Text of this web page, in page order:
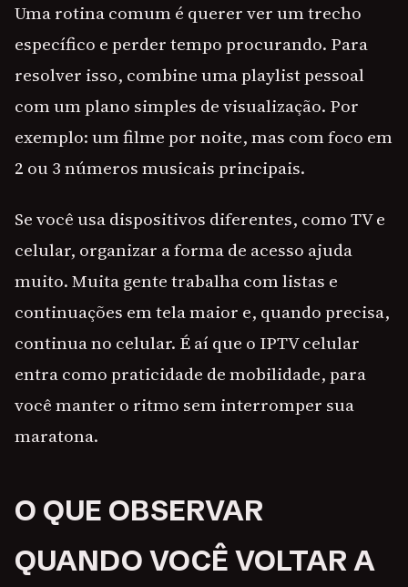
Uma rotina comum é querer ver um trecho
específico e perder tempo procurando. Para
resolver isso, combine uma playlist pessoal
com um plano simples de visualização. Por
exemplo: um filme por noite, mas com foco em
2 ou 3 números musicais principais.
Se você usa dispositivos diferentes, como TV e
celular, organizar a forma de acesso ajuda
muito. Muita gente trabalha com listas e
continuações em tela maior e, quando precisa,
continua no celular. É aí que o IPTV celular
entra como praticidade de mobilidade, para
você manter o ritmo sem interromper sua
maratona.
O QUE OBSERVAR
QUANDO VOCÊ VOLTAR A